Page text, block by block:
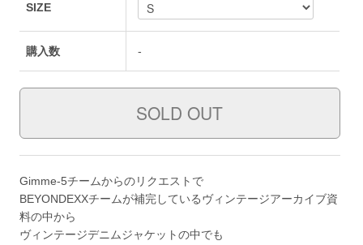
SIZE
購入数 -
Gimme-5チームからのリクエストで
BEYONDEXXチームが補完しているヴィンテージアーカイブ資
料の中から
ヴィンテージデニムジャケットの中でも